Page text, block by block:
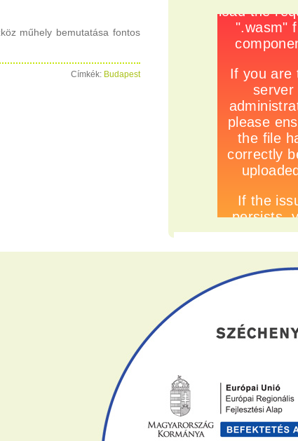
műhely bemutatása fontos
Címkék: Budapest